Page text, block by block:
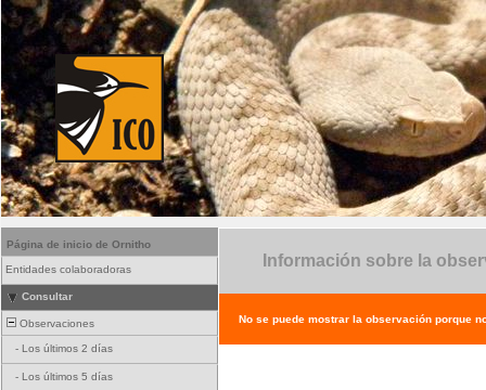
Página de inicio de Ornitho
Entidades colaboradoras
Consultar
Observaciones
- Los últimos 2 días
- Los últimos 5 días
Información sobre la
No se puede mostrar la observación porque